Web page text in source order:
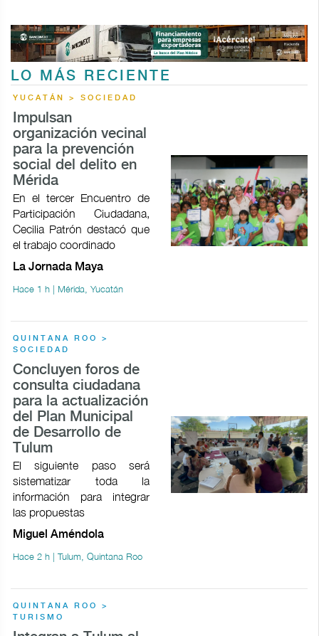
LO MÁS RECIENTE
YUCATÁN > SOCIEDAD
Impulsan
organización vecinal
para la prevención
social del delito en
Mérida
En el tercer Encuentro de
Participación Ciudadana,
Cecilia Patrón destacó que
el trabajo coordinado
La Jornada Maya
Hace 1 h | Mérida, Yucatán
QUINTANA ROO >
SOCIEDAD
Concluyen foros de
consulta ciudadana
para la actualización
del Plan Municipal
de Desarrollo de
Tulum
El siguiente paso será
sistematizar toda la
información para integrar
las propuestas
Miguel Améndola
Hace 2 h | Tulum, Quintana Roo
QUINTANA ROO >
TURISMO